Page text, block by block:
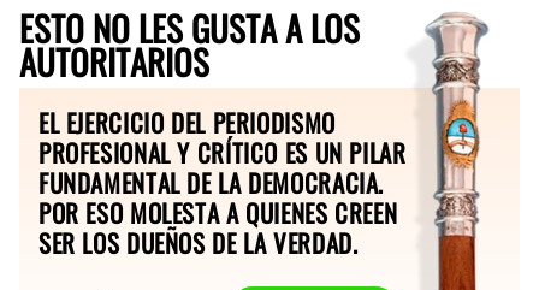
ESTO NO LES GUSTA A LOS
AUTORITARIOS
EL EJERCICIO DEL PERIODISMO
PROFESIONAL Y CRÍTICO ES UN PILAR
FUNDAMENTAL DE LA DEMOCRACIA.
POR ESO MOLESTA A QUIENES CREEN
SER LOS DUEÑOS DE LA VERDAD.